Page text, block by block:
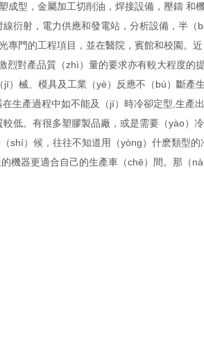
成型，金屬加工切削油，焊接設備，壓鑄 和
衍射，電力供應和發電站，分析設備，半（
專門的工程項目，並在醫院，賓館和校園。
對產品質（zhì）量的要求亦有較大程度的
械、模具及工業（yè）反應不（bú）斷產生
生產過程中如不能及（jí）時冷卻定型,生產
低。有很多塑膠製品廠，或是需要（yào）
shí）候，往往不知道用（yòng）什麽類型的
機器更適合自己的生產車（chē）間。那（nà